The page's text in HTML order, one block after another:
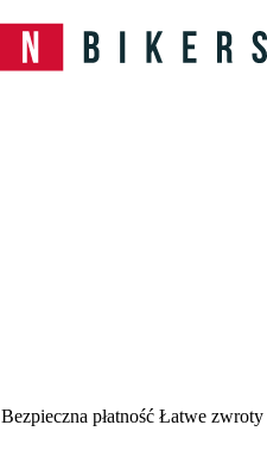
Bezpieczna płatność Łatwe zwroty